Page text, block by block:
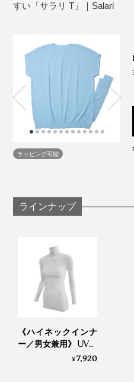
下着の上にこれ一枚で
首がキレイに見える襟ぐり
二の腕をほっそり見せる
締まりすぎない裾のリブ
さまざまな体型の人に試着
運動が苦手な私は、屋外で
優秀ニットTシャツとして
す！
すい「サラリ T」｜Salari
ラッピング可能
ラインナップ
《ハイネックインナ
ー／男女兼用》 UVカ
ット98％、縫い目な
¥7,920